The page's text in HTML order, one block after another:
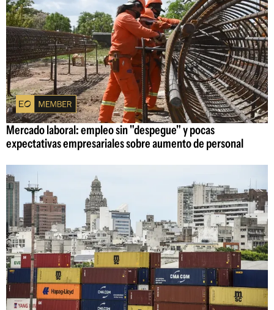
Mercado laboral: empleo sin "despegue" y pocas
expectativas empresariales sobre aumento de personal